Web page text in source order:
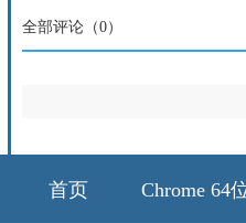
全部评论（0）
首页 Chrome 64